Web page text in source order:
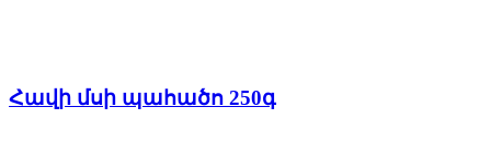
Հավի մսի պահածո 250գ